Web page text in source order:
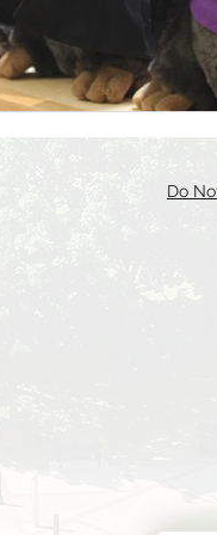
University
University of
美國
Do